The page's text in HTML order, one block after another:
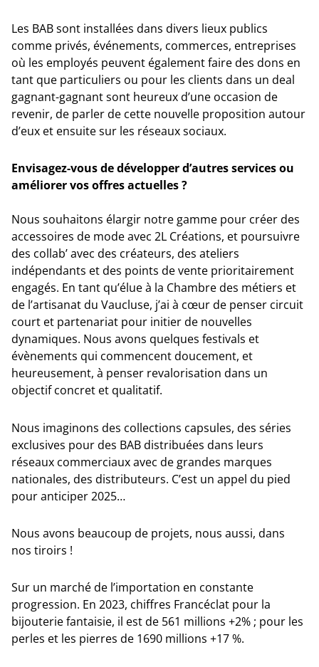
Les BAB sont installées dans divers lieux publics
comme privés, événements, commerces, entreprises
où les employés peuvent également faire des dons en
tant que particuliers ou pour les clients dans un deal
gagnant-gagnant sont heureux d’une occasion de
revenir, de parler de cette nouvelle proposition autour
d’eux et ensuite sur les réseaux sociaux.
Envisagez-vous de développer d’autres services ou
améliorer vos offres actuelles ?
Nous souhaitons élargir notre gamme pour créer des
accessoires de mode avec 2L Créations, et poursuivre
des collab’ avec des créateurs, des ateliers
indépendants et des points de vente prioritairement
engagés. En tant qu’élue à la Chambre des métiers et
de l’artisanat du Vaucluse, j’ai à cœur de penser circuit
court et partenariat pour initier de nouvelles
dynamiques. Nous avons quelques festivals et
évènements qui commencent doucement, et
heureusement, à penser revalorisation dans un
objectif concret et qualitatif.
Nous imaginons des collections capsules, des séries
exclusives pour des BAB distribuées dans leurs
réseaux commerciaux avec de grandes marques
nationales, des distributeurs. C’est un appel du pied
pour anticiper 2025…
Nous avons beaucoup de projets, nous aussi, dans
nos tiroirs !
Sur un marché de l’importation en constante
progression. En 2023, chiffres Francéclat pour la
bijouterie fantaisie, il est de 561 millions +2% ; pour les
perles et les pierres de 1690 millions +17 %.